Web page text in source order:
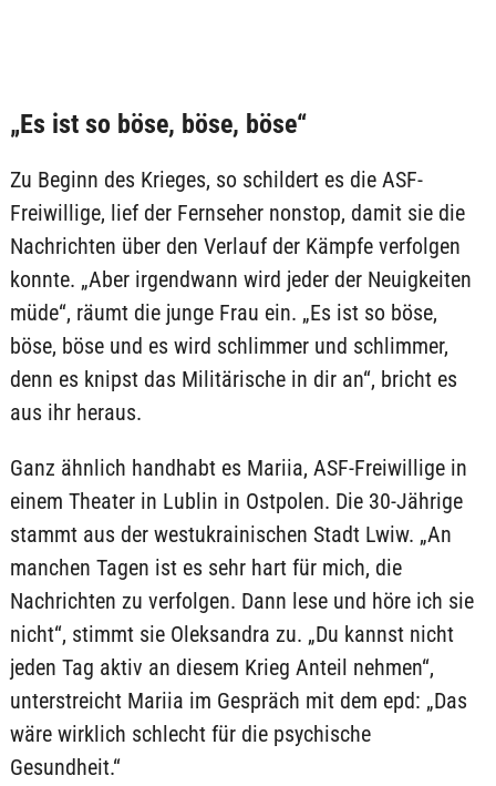
„Es ist so böse, böse, böse“
Zu Beginn des Krieges, so schildert es die ASF-
Freiwillige, lief der Fernseher nonstop, damit sie die
Nachrichten über den Verlauf der Kämpfe verfolgen
konnte. „Aber irgendwann wird jeder der Neuigkeiten
müde“, räumt die junge Frau ein. „Es ist so böse,
böse, böse und es wird schlimmer und schlimmer,
denn es knipst das Militärische in dir an“, bricht es
aus ihr heraus.
Ganz ähnlich handhabt es Mariia, ASF-Freiwillige in
einem Theater in Lublin in Ostpolen. Die 30-Jährige
stammt aus der westukrainischen Stadt Lwiw. „An
manchen Tagen ist es sehr hart für mich, die
Nachrichten zu verfolgen. Dann lese und höre ich sie
nicht“, stimmt sie Oleksandra zu. „Du kannst nicht
jeden Tag aktiv an diesem Krieg Anteil nehmen“,
unterstreicht Mariia im Gespräch mit dem epd: „Das
wäre wirklich schlecht für die psychische
Gesundheit.“